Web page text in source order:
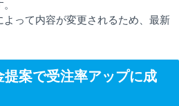
って内容が変更されるため、最新
提案で受注率アップに成